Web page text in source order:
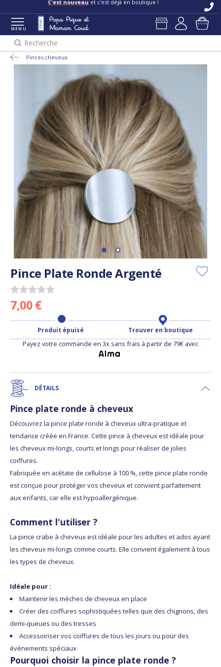
C'est nouveau et c'est déjà en boutique !
MENU
Recherche
Pinces cheveux
Pince Plate Ronde Argenté
7,00 €
Produit épuisé Trouver en boutique
Payez votre commande en 3x sans frais à partir de 79€ avec
DÉTAILS
Pince plate ronde à cheveux
Découvrez la pince plate ronde à cheveux ultra-pratique et
tendance créée en France. Cette pince à cheveux est idéale pour
les cheveux mi-longs, courts et longs pour réaliser de jolies
coiffures.
Fabriquée en acétate de cellulose à 100 %, cette pince plate ronde
est conçue pour protéger vos cheveux et convient parfaitement
aux enfants, car elle est hypoallergénique.
Comment l'utiliser ?
La pince crabe à cheveux est idéale pour les adultes et ados ayant
les cheveux mi-longs comme courts. Elle convient également à tous
les types de cheveux.
Idéale pour :
Maintenir les mèches de cheveux en place
Créer des coiffures sophistiquées telles que des chignons, des
demi-queues ou des tresses
Accessoiriser vos coiffures de tous les jours ou pour des
événements spéciaux
Pourquoi choisir la pince plate ronde ?